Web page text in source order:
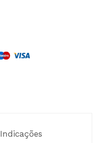
Indicações